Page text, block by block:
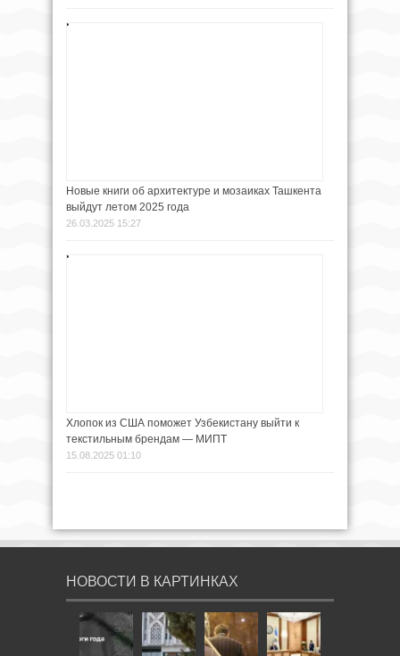
Новые книги об архитектуре и мозаиках Ташкента
выйдут летом 2025 года
26.03.2025 15:27
Хлопок из США поможет Узбекистану выйти к
текстильным брендам — МИПТ
15.08.2025 01:10
НОВОСТИ В КАРТИНКАХ